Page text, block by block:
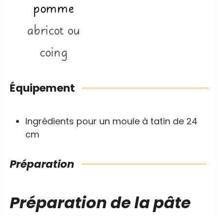
pomme
abricot ou
coing
Équipement
Ingrédients pour un moule à tatin de 24
cm
Préparation
Préparation de la pâte